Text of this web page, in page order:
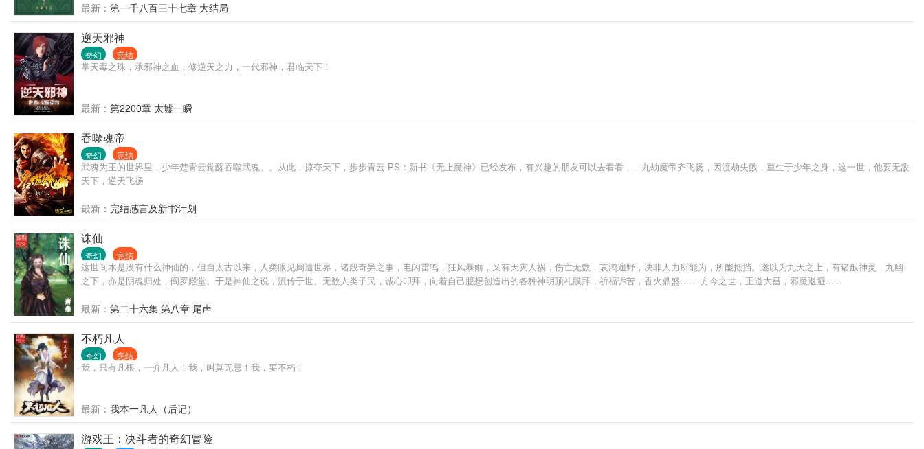
最新： 第一千八百三十七章 大结局
逆天邪神
奇幻 完结
掌天毒之珠，承邪神之血，修逆天之力，一代邪神，君临天下！
最新： 第2200章 太墟一瞬
吞噬魂帝
奇幻 完结
武魂为王的世界里，少年楚青云觉醒吞噬武魂。。从此，掠夺天下，步步青云 PS：新书《无上魔神》已经发布，有兴趣的朋友可以去看看，，九劫魔帝齐飞扬，因渡劫失败，重生于少年之身，这一世，他要无敌
天下，逆天飞扬
最新： 完结感言及新书计划
诛仙
奇幻 完结
这世间本是没有什么神仙的，但自太古以来，人类眼见周遭世界，诸般奇异之事，电闪雷鸣，狂风暴雨，又有天灾人祸，伤亡无数，哀鸿遍野，决非人力所能为，所能抵挡。遂以为九天之上，有诸般神灵，九幽
之下，亦是阴魂归处，阎罗殿堂。于是神仙之说，流传于世。无数人类子民，诚心叩拜，向着自己臆想创造出的各种神明顶礼膜拜，祈福诉苦，香火鼎盛…… 方今之世，正道大昌，邪魔退避......
最新： 第二十六集 第八章 尾声
不朽凡人
奇幻 完结
我，只有凡根，一介凡人！我，叫莫无忌！我，要不朽！
最新： 我本一凡人（后记）
游戏王：决斗者的奇幻冒险